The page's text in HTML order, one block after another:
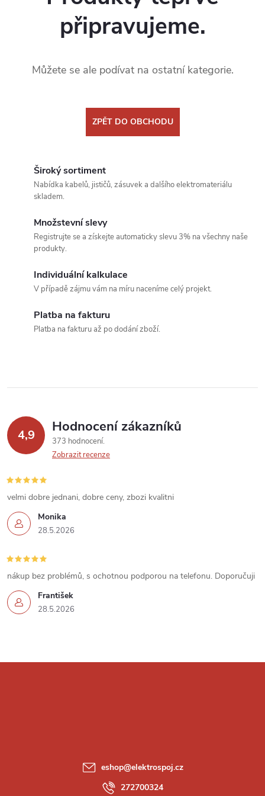
připravujeme.
Můžete se ale podívat na ostatní kategorie.
ZPĚT DO OBCHODU
Široký sortiment
Nabídka kabelů, jističů, zásuvek a dalšího elektromateriálu
skladem.
Množstevní slevy
Registrujte se a získejte automaticky slevu 3% na všechny naše
produkty.
Individuální kalkulace
V případě zájmu vám na míru naceníme celý projekt.
Platba na fakturu
Platba na fakturu až po dodání zboží.
4,9 Hodnocení zákazníků
373 hodnocení
Zobrazit recenze
Monika
28.5.2026
velmi dobre jednani, dobre ceny, zbozi kvalitni
František
28.5.2026
nákup bez problémů, s ochotnou podporou na telefonu. Doporučuji
eshop@elektrospoj.cz
272700324